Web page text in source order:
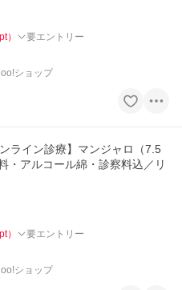
pt） 要エントリー
ショップ
ンライン診療】マンジャロ（7.5
・アルコール綿・診察料込／リ
pt） 要エントリー
ショップ